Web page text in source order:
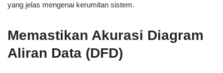
yang jelas mengenai kerumitan sistem.
Memastikan Akurasi Diagram
Aliran Data (DFD)